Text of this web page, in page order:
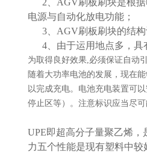
2、AGV刷板刷块是根据
电源与自动化放电功能；
3、AGV刷板刷块的结构
4、由于运用地点多，具
为取得良好效果,必须保证自动
随着大功率电池的发展，现在
以完成充电。电池充电装置可
停止区等）。注意标识应当尽
UPE即超高分子量聚乙烯
力五个性能是现有塑料中较